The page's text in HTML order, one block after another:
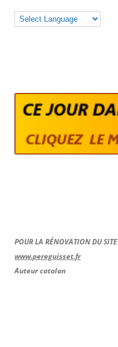
POUR LA RÉNOVATION DU SITE
www.pereguisset.fr
Auteur catalan